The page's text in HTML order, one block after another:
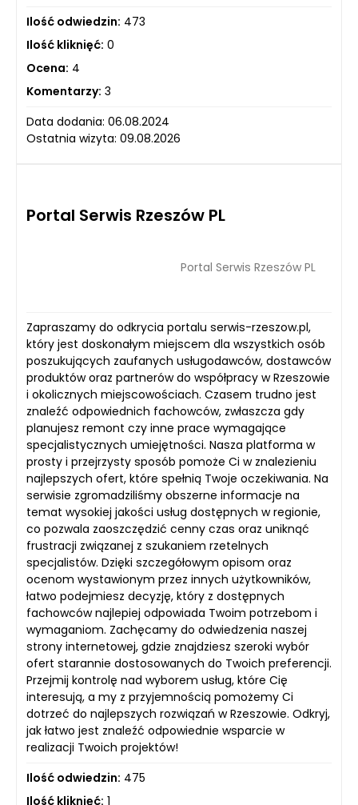
Ilość odwiedzin: 473
Ilość kliknięć: 0
Ocena: 4
Komentarzy: 3
Data dodania: 06.08.2024
Ostatnia wizyta: 09.08.2026
Portal Serwis Rzeszów PL
Portal Serwis Rzeszów PL
Zapraszamy do odkrycia portalu serwis-rzeszow.pl,
który jest doskonałym miejscem dla wszystkich osób
poszukujących zaufanych usługodawców, dostawców
produktów oraz partnerów do współpracy w Rzeszowie
i okolicznych miejscowościach. Czasem trudno jest
znaleźć odpowiednich fachowców, zwłaszcza gdy
planujesz remont czy inne prace wymagające
specjalistycznych umiejętności. Nasza platforma w
prosty i przejrzysty sposób pomoże Ci w znalezieniu
najlepszych ofert, które spełnią Twoje oczekiwania. Na
serwisie zgromadziliśmy obszerne informacje na
temat wysokiej jakości usług dostępnych w regionie,
co pozwala zaoszczędzić cenny czas oraz uniknąć
frustracji związanej z szukaniem rzetelnych
specjalistów. Dzięki szczegółowym opisom oraz
ocenom wystawionym przez innych użytkowników,
łatwo podejmiesz decyzję, który z dostępnych
fachowców najlepiej odpowiada Twoim potrzebom i
wymaganiom. Zachęcamy do odwiedzenia naszej
strony internetowej, gdzie znajdziesz szeroki wybór
ofert starannie dostosowanych do Twoich preferencji.
Przejmij kontrolę nad wyborem usług, które Cię
interesują, a my z przyjemnością pomożemy Ci
dotrzeć do najlepszych rozwiązań w Rzeszowie. Odkryj,
jak łatwo jest znaleźć odpowiednie wsparcie w
realizacji Twoich projektów!
Ilość odwiedzin: 475
Ilość kliknięć: 1